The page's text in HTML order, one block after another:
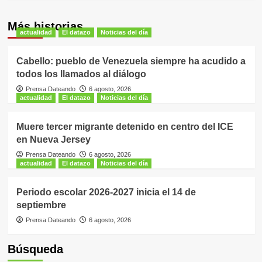
Más historias
actualidad El datazo Noticias del día
Cabello: pueblo de Venezuela siempre ha acudido a
todos los llamados al diálogo
Prensa Dateando
6 agosto, 2026
actualidad
El datazo Noticias del día
Muere tercer migrante detenido en centro del ICE
en Nueva Jersey
Prensa Dateando
6 agosto, 2026
actualidad
El datazo Noticias del día
Periodo escolar 2026-2027 inicia el 14 de
septiembre
Prensa Dateando 6 agosto, 2026
Búsqueda